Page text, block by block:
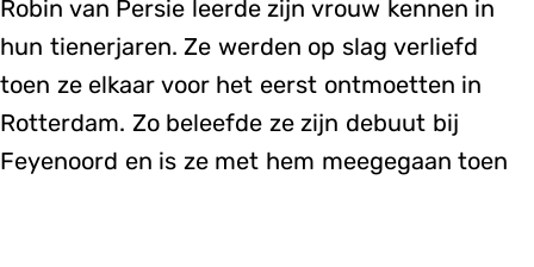
Robin van Persie leerde zijn vrouw kennen in
hun tienerjaren. Ze werden op slag verliefd
toen ze elkaar voor het eerst ontmoetten in
Rotterdam. Zo beleefde ze zijn debuut bij
Feyenoord en is ze met hem meegegaan toen